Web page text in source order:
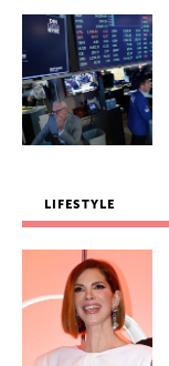
LIFESTYLE